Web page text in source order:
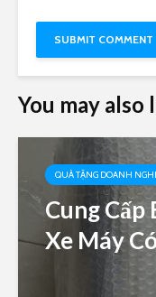
You may also
QUÀ TẶNG DOANH
Cung Cấp
Xe Máy